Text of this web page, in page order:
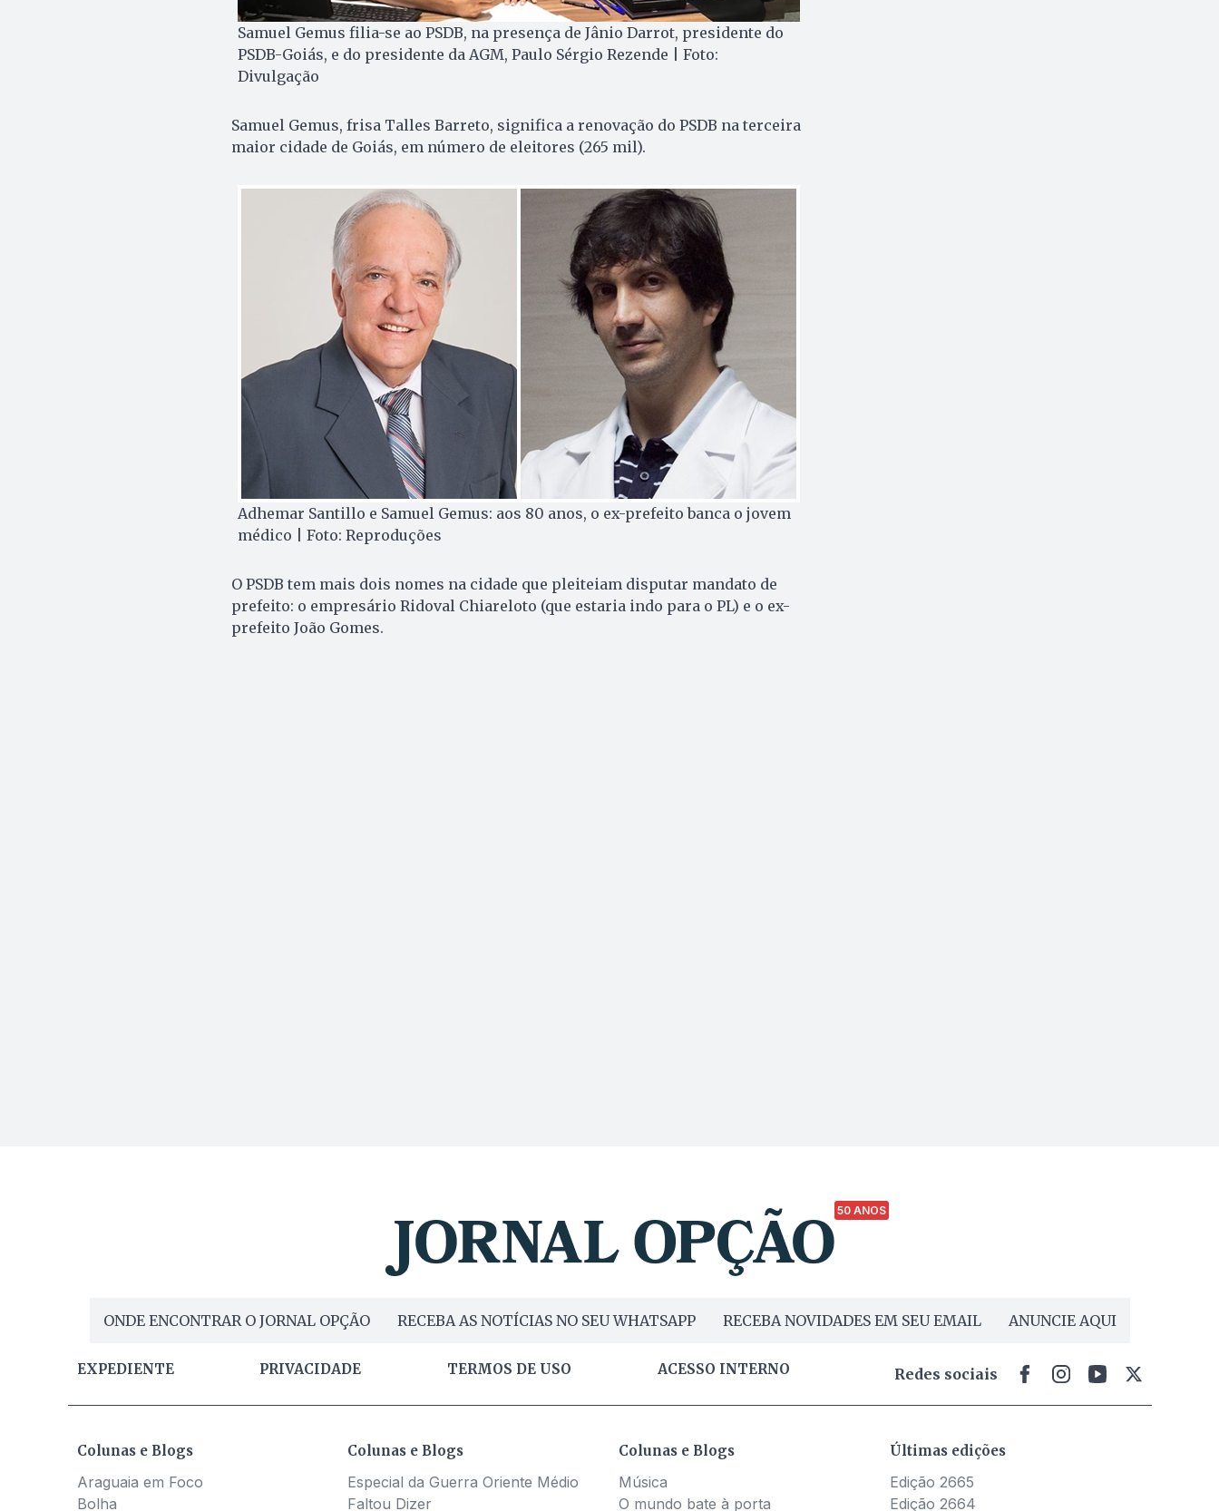
Samuel Gemus filia-se ao PSDB, na presença de Jânio Darrot, presidente do
PSDB-Goiás, e do presidente da AGM, Paulo Sérgio Rezende | Foto:
Divulgação
Samuel Gemus, frisa Talles Barreto, significa a renovação do PSDB na terceira
maior cidade de Goiás, em número de eleitores (265 mil).
Adhemar Santillo e Samuel Gemus: aos 80 anos, o ex-prefeito banca o jovem
médico | Foto: Reproduções
O PSDB tem mais dois nomes na cidade que pleiteiam disputar mandato de
prefeito: o empresário Ridoval Chiareloto (que estaria indo para o PL) e o ex-
prefeito João Gomes.
50 ANOS
ONDE ENCONTRAR O JORNAL OPÇÃO RECEBA AS NOTÍCIAS NO SEU WHATSAPP RECEBA NOVIDADES EM SEU EMAIL ANUNCIE AQUI
EXPEDIENTE PRIVACIDADE TERMOS DE USO ACESSO INTERNO Redes sociais
Colunas e Blogs
Araguaia em Foco
Bolha
Colunas e Blogs
Especial da Guerra Oriente Médio
Faltou Dizer
Colunas e Blogs
Música
O mundo bate à porta
Últimas edições
Edição 2665
Edição 2664